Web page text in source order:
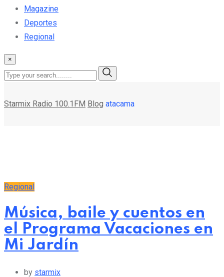
Magazine
Deportes
Regional
×
Starmix Radio 100.1FM Blog atacama
Regional
Música, baile y cuentos en
el Programa Vacaciones en
Mi Jardín
by starmix